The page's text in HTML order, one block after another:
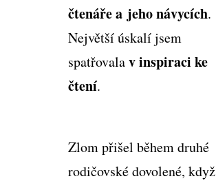
čtenáře a jeho návycích.
Největší úskalí jsem
spatřovalav inspiraci ke
čtení.
Zlom přišel během druhé
rodičovské dovolené, když